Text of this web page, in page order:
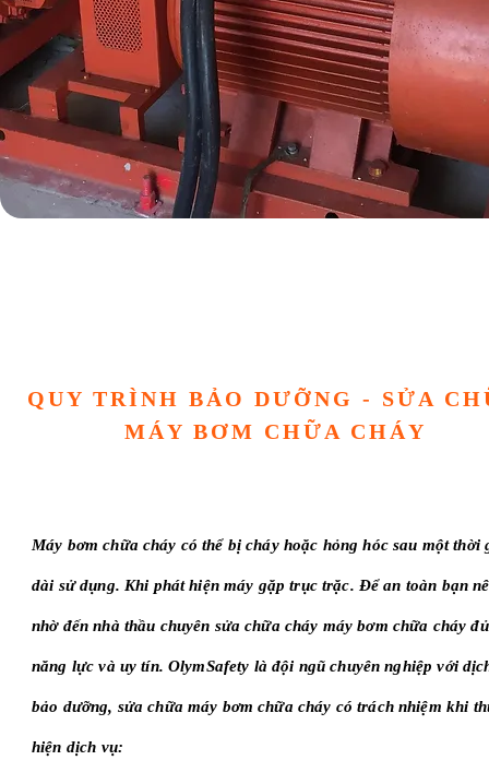
QUY TRÌNH BẢO DƯỠNG - SỬA
MÁY BƠM CHỮA CHÁY
Máy bơm chữa cháy có thể bị cháy hoặc hỏng hóc sau một thời
dài sử dụng. Khi phát hiện máy gặp trục trặc. Để an toàn bạn
nhờ đến nhà thầu chuyên sửa chữa cháy máy bơm chữa cháy đủ
năng lực và uy tín. OlymSafety là đội ngũ chuyên nghiệp với
bảo dưỡng, sửa chữa máy bơm chữa cháy có trách nhiệm khi
hiện dịch vụ: